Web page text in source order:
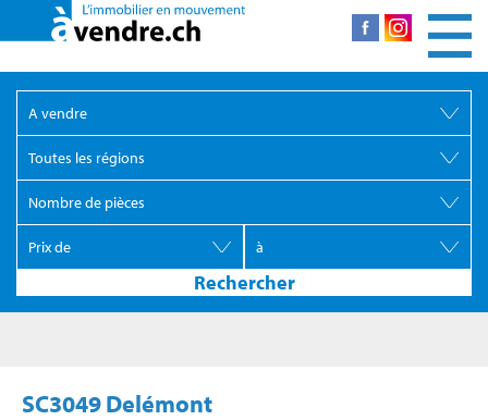
SC3049 Delémont